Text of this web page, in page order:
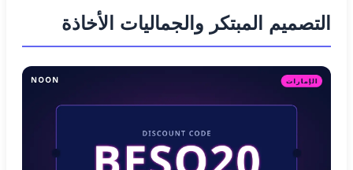
التصميم المبتكر والجماليات الأخاذة